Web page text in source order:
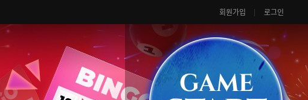
회원가입 로그인